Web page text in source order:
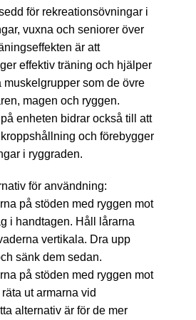
för rekreationsövningar i
vuxna och seniorer över
är att
effektiv träning och hjälper
muskelgrupper som de övre
magen och ryggen.
enheten bidrar också till att
och förebygger
i ryggraden.
för användning:
på stöden med ryggen mot
i handtagen. Håll lårarna
vertikala. Dra upp
sänk dem sedan.
på stöden med ryggen mot
ut armarna vid
alternativ är för de mer